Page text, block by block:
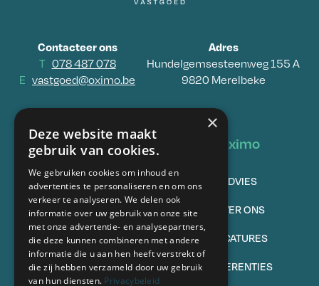
Contacteer ons
T 078 487 078
E vastgoed@oximo.be
Adres
Hundelgemsesteenweg 155 A
9820 Merelbeke
Vastgoed
TE KOOP
VERKOPEN
TE HUUR
VERHUREN
Oximo
ADVIES
OVER ONS
VACATURES
REFERENTIES
×
Deze website maakt
gebruik van cookies.
We gebruiken cookies om inhoud en
advertenties te personaliseren en om ons
verkeer te analyseren. We delen ook
informatie over uw gebruik van onze site
met onze advertentie- en analysepartners,
die deze kunnen combineren met andere
informatie die u aan hen heeft verstrekt of
die zij hebben verzameld door uw gebruik
van hun diensten. Privacybeleid